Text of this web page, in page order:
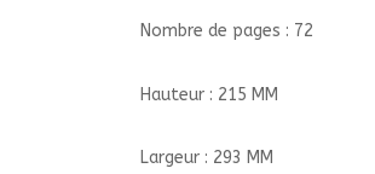
L'UNIVERS
Nombre de pages : 72
Hauteur : 215 MM
Largeur : 293 MM